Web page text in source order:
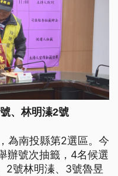
、林明溱2號
為南投縣第2選區。今
辦號次抽籤，4名候選
2號林明溱、3號魯昱